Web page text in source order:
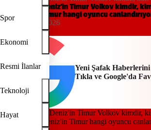
Spor
Ekonomi
Resmi İlanlar
Teknoloji
Hayat
Bu Deniz'in Timur hangi oyuncu canlandırıyor?
Taşacak Bu Deniz'in Timur Volkov kimdir,
Bu Deniz'in Timur hangi oyuncu
16:29, 09/05/2026
Yeni Şafak Haberlerini
Tıkla ve Google'da